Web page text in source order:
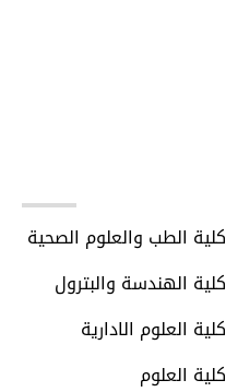
كلية الطب والعلوم الصحية
كلية الهندسة والبترول
كلية العلوم الادارية
كلية العلوم